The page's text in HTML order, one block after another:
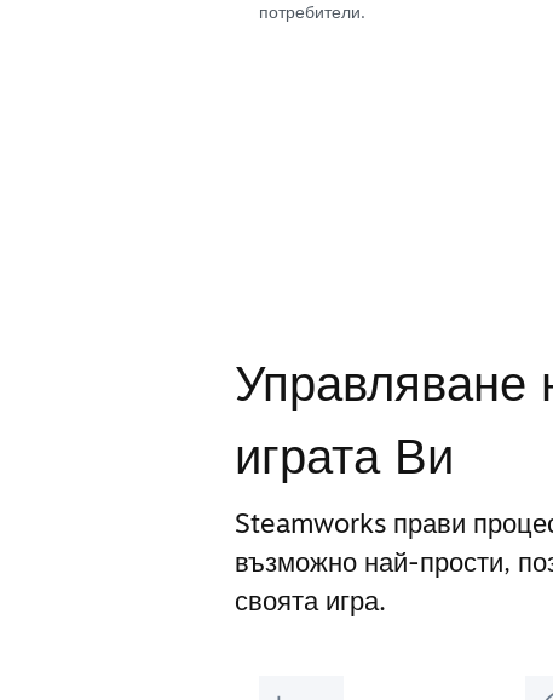
потребители.
Управляване
играта Ви
Steamworks прави
възможно най-прости,
своята игра.